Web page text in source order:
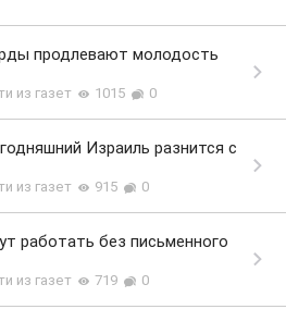
продлевают молодость
из газет 1015 0
Израиль разнится с
из газет 915 0
работать без письменного
из газет 719 0